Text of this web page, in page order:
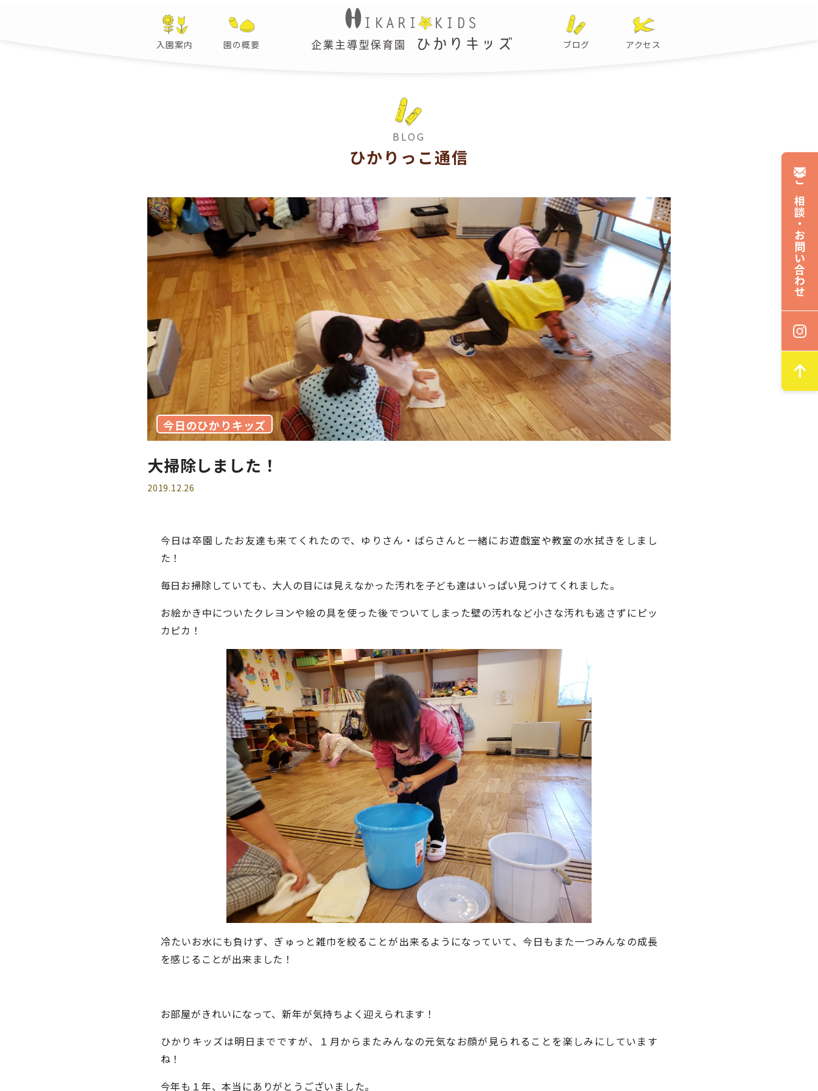
入園案内 園の概要 ブログ アクセス
ご相談・
お問い合わせ
BLOG
ひかりっこ通信
今日のひかりキッズ
大掃除しました！
2019.12.26
今日は卒園したお友達も来てくれたので、ゆりさん・ばらさんと一緒にお遊戯室や教室の水拭きをしまし
た！
毎日お掃除していても、大人の目には見えなかった汚れを子ども達はいっぱい見つけてくれました。
お絵かき中についたクレヨンや絵の具を使った後でついてしまった壁の汚れなど小さな汚れも逃さずにピッ
カピカ！
冷たいお水にも負けず、ぎゅっと雑巾を絞ることが出来るようになっていて、今日もまた一つみんなの成長
を感じることが出来ました！
お部屋がきれいになって、新年が気持ちよく迎えられます！
ひかりキッズは明日までですが、１月からまたみんなの元気なお顔が見られることを楽しみにしています
ね！
今年も１年、本当にありがとうございました。